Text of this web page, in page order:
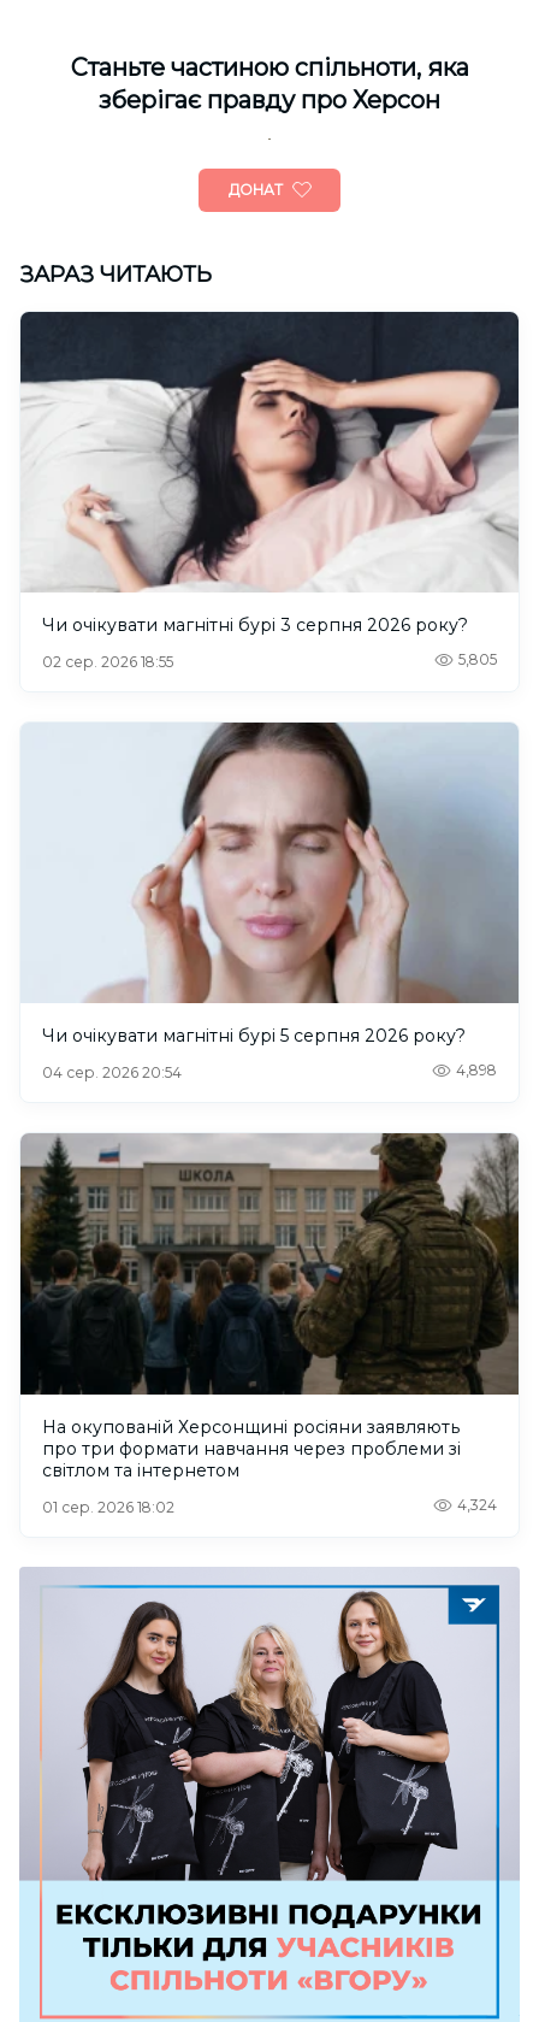
Cтаньте частиною спільноти, яка
зберігає правду про Херсон
ДОНАТ
ЗАРАЗ ЧИТАЮТЬ
Чи очікувати магнітні бурі 3 серпня 2026 року?
02 сер. 2026 18:55 5,805
Чи очікувати магнітні бурі 5 серпня 2026 року?
04 сер. 2026 20:54 4,898
На окупованій Херсонщині росіяни заявляють
про три формати навчання через проблеми зі
світлом та інтернетом
01 сер. 2026 18:02 4,324